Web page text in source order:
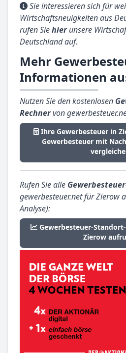
Sie interessieren sich für
Wirtschaftsneuigkeiten aus
rufen Siehierunsere
Deutschland auf.
Mehr
Informationen
Nutzen Sie den kostenlosen
Rechnervon
Ihre Gewerbesteuer in
Gewerbesteuer mit
Rufen Sie alle
gewerbesteuer.net für Zierow
Analyse):
Gewerbesteuer-
Zierow